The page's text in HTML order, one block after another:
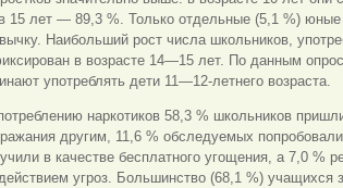
15 лет — 89,3 %. Только отдельные (5,1 %)
Наибольший рост числа школьников,
в возрасте 14—15 лет. По данным
употреблять дети 11—12-летнего возраста.
наркотиков 58,3 % школьников
другим, 11,6 % обследуемых
в качестве бесплатного угощения, а 7,0 %
угроз. Большинство (68,1 %) учащихся